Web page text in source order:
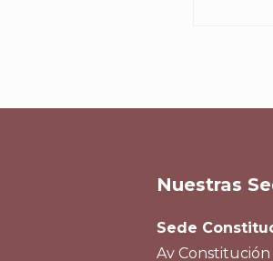
Nuestras
Sede
Av Constitución